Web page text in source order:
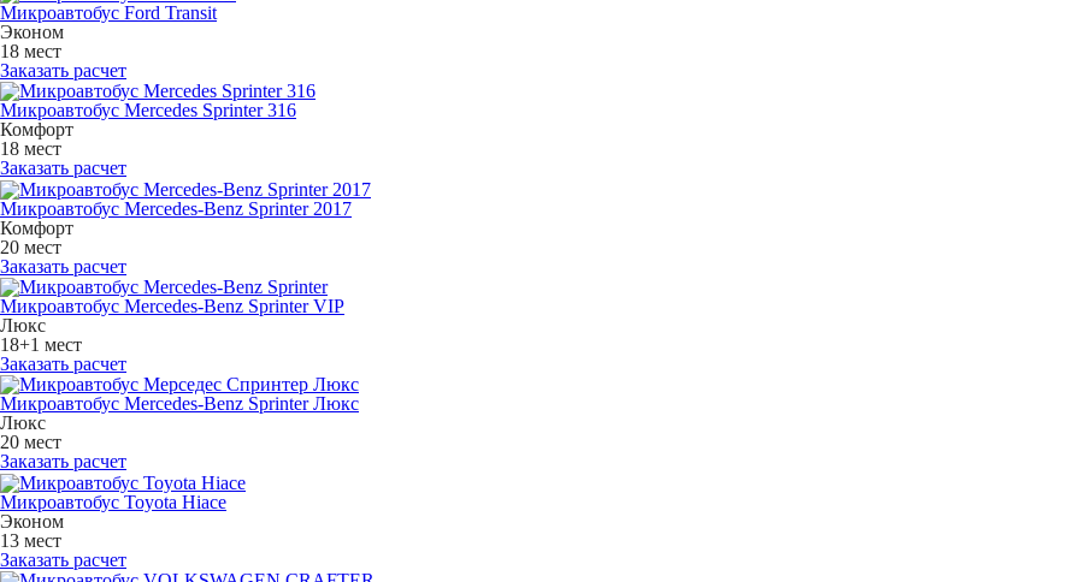
Микроавтобус Ford Transit
Эконом
18 мест
Заказать расчет
Микроавтобус Mercedes Sprinter 316
Комфорт
18 мест
Заказать расчет
Микроавтобус Mercedes-Benz Sprinter 2017
Комфорт
20 мест
Заказать расчет
Микроавтобус Mercedes-Benz Sprinter VIP
Люкс
18+1 мест
Заказать расчет
Микроавтобус Mercedes-Benz Sprinter Люкс
Люкс
20 мест
Заказать расчет
Микроавтобус Toyota Hiace
Эконом
13 мест
Заказать расчет